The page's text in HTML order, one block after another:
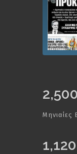
Μηνιαίες
1,120